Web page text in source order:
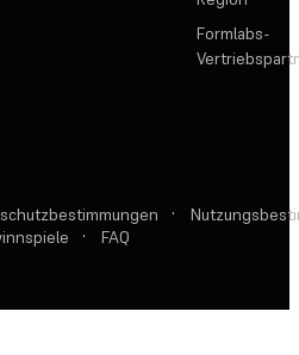
Formlabs-
·
· FAQ